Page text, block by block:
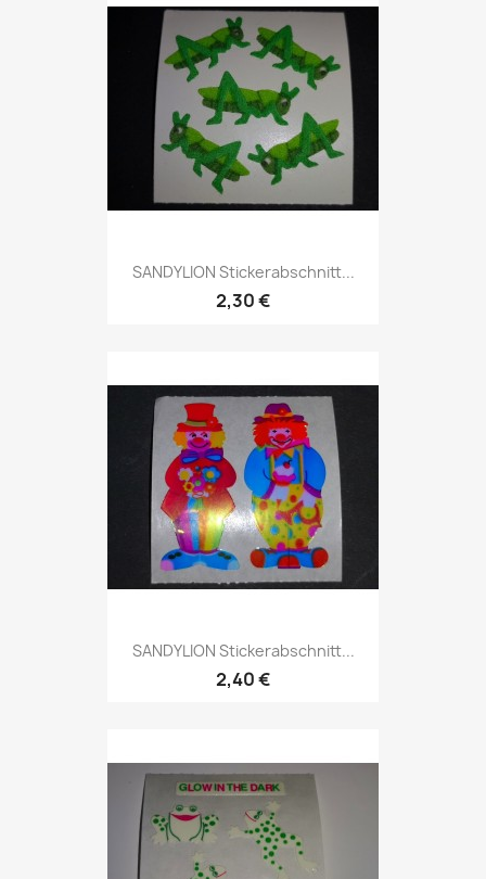
SANDYLION Stickerabschnitt...
2,30 €
SANDYLION Stickerabschnitt...
2,40 €